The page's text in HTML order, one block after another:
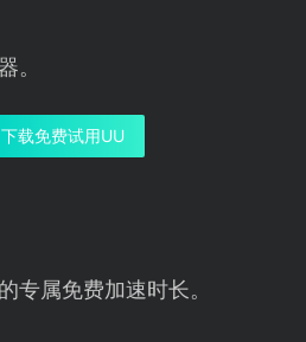
。
下载免费试用UU
专属免费加速时长。